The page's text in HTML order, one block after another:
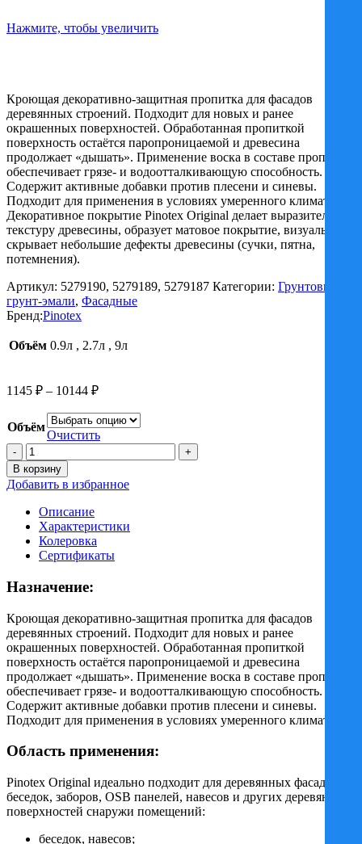
Нажмите, чтобы увеличить
Кроющая декоративно-защитная пропитка для фасадов
деревянных строений. Подходит для новых и ранее
окрашенных поверхностей. Обработанная пропиткой
поверхность остаётся паропроницаемой и древесина
продолжает «дышать». Применение воска в составе пропитки
обеспечивает грязе- и водоотталкивающую способность.
Содержит активные добавки против плесени и синевы.
Подходит для применения в условиях умеренного климата.
Декоративное покрытие Pinotex Original делает выразительной
текстуру древесины, образует матовое покрытие, визуально
скрывает небольшие дефекты древесины (сучки, пятна,
потемнения).
Артикул: 5279190, 5279189, 5279187 Категории: Грунтовки и
грунт-эмали, Фасадные
Бренд:Pinotex
Объём 0.9л , 2.7л , 9л
1145 ₽ – 10144 ₽Диапазон
1145 ₽
–
Объём
Очистить
Количество
товара
Пропитка
PINOTEX
ORIGINAL
/
ПИНОТЕКС
ОРИДЖИНАЛ
кроющая
база
В корзину
Добавить в избранное
Описание
Характеристики
Колеровка
Сертификаты
Назначение:
Кроющая декоративно-защитная пропитка для фасадов
деревянных строений. Подходит для новых и ранее
окрашенных поверхностей. Обработанная пропиткой
поверхность остаётся паропроницаемой и древесина
продолжает «дышать». Применение воска в составе пропитки
обеспечивает грязе- и водоотталкивающую способность.
Содержит активные добавки против плесени и синевы.
Подходит для применения в условиях умеренного климата.
Область применения:
Pinotex Original идеально подходит для деревянных фасадов,
беседок, заборов, OSB панелей, навесов и других деревянных
поверхностей снаружи помещений:
беседок, навесов;